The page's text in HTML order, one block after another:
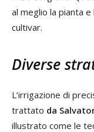
al meglio la pianta
cultivar.
Diverse
L’irrigazione di
trattato da
illustrato come le